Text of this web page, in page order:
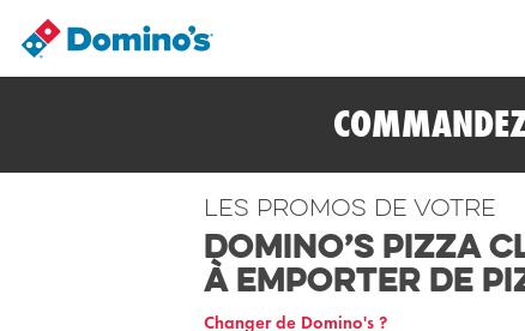
Les promos de votre
Domino’s
à Emporter de
Changer de Domino's ?